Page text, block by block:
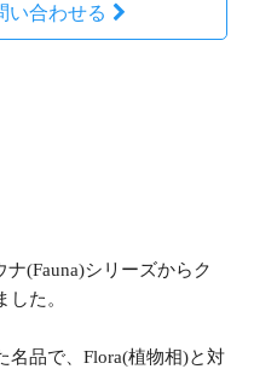
い合わせる
(Fauna)シリーズからク
た。
名品で、Flora(植物相)と対